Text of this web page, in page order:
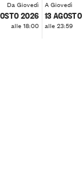
Da Giovedì
2026
alle 18:00
A Giovedì
13
alle 23:59